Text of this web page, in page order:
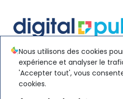
Nous utilisons des cookies
expérience et analyser le
'Accepter tout', vous
cookies.
Digital Publication est une
digital, catalogue interactif
commerce, proposée par
enrichir les catalogues